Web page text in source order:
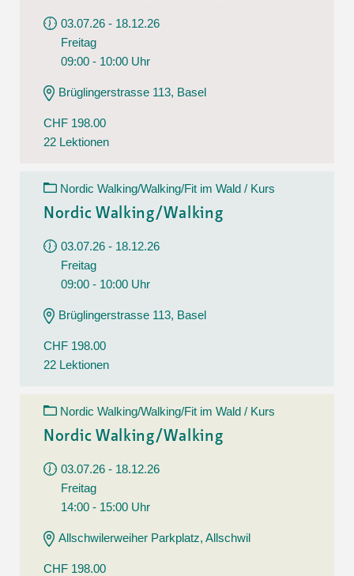
03.07.26 - 18.12.26
Freitag
09:00 - 10:00 Uhr
Brüglingerstrasse 113, Basel
CHF 198.00
22 Lektionen
Nordic Walking/Walking/Fit im Wald / Kurs
Nordic Walking/Walking
03.07.26 - 18.12.26
Freitag
09:00 - 10:00 Uhr
Brüglingerstrasse 113, Basel
CHF 198.00
22 Lektionen
Nordic Walking/Walking/Fit im Wald / Kurs
Nordic Walking/Walking
03.07.26 - 18.12.26
Freitag
14:00 - 15:00 Uhr
Allschwilerweiher Parkplatz, Allschwil
CHF 198.00